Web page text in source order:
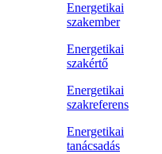
Energetikai
szakember
Energetikai
szakértő
Energetikai
szakreferens
Energetikai
tanácsadás